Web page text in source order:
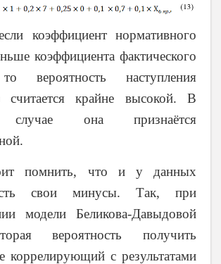
коэффициент нормативного
коэффициента фактического
вероятность наступления
считается крайне высокой. В
случае она признаётся
помнить, что и у данных
свои минусы. Так, при
модели Беликова-Давыдовой
вероятность получить
коррелирующий с результатами